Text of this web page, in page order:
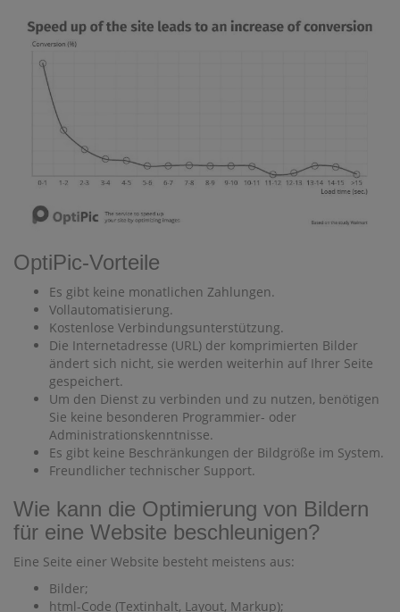
OptiPic-Vorteile
Es gibt keine monatlichen Zahlungen.
Vollautomatisierung.
Kostenlose Verbindungsunterstützung.
Die Internetadresse (URL) der komprimierten Bilder
ändert sich nicht, sie werden weiterhin auf Ihrer Seite
gespeichert.
Um den Dienst zu verbinden und zu nutzen, benötigen
Sie keine besonderen Programmier- oder
Administrationskenntnisse.
Es gibt keine Beschränkungen der Bildgröße im System.
Freundlicher technischer Support.
Wie kann die Optimierung von Bildern
für eine Website beschleunigen?
Eine Seite einer Website besteht meistens aus:
Bilder;
html-Code (Textinhalt, Layout, Markup);